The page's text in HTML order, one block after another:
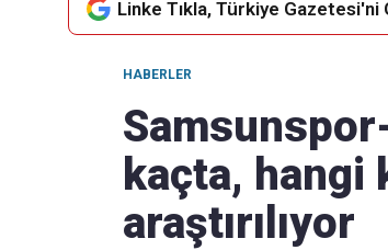
Linke Tıkla, Türkiye
HABERLER
kaçta, hangi
araştırılıyor